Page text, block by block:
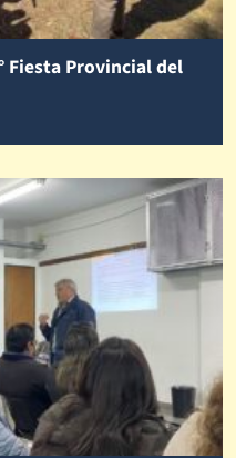
Fiesta Provincial del